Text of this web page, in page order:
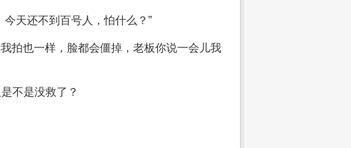
天还不到百号人，怕什么？”
拍也一样，脸都会僵掉，老板你说一会儿我
不是没救了？